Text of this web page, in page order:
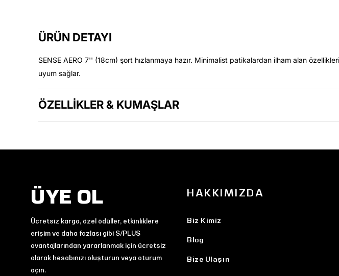
ÜRÜN DETAYI
SENSE AERO 7'' (18cm) şort hızlanmaya hazır. Minimalist patikalardan ilham alan
uyum sağlar.
ÖZELLİKLER & KUMAŞLAR
ÜYE OL
Ücretsiz kargo, özel ödüller, etkinliklere
erişim ve daha fazlası gibi S/PLUS
avantajlarından yararlanmak için ücretsiz
olarak hesabınızı oluşturun veya oturum
açın.
HAKKIMIZDA
Biz Kimiz
Blog
Bize Ulaşın